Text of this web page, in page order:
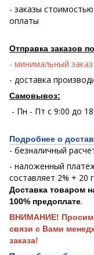
- заказы
оплаты
Отправка заказов
- минимальный заказ
- доставка
Самовывоз:
- Пн - Пт с 9:00 до
Подробнее о
- безналичный
- наложенный
составляет 2% + 20
Доставка товаром
100% предоплате.
ВНИМАНИЕ! Просим
связи с Вами
заказа!